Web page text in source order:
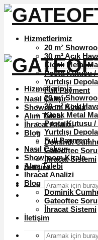
Hizmetlerimiz
20 m²
30 m² Açık
Kiosk Metal
Posta Kutusu /
Yurtdışı
Full Payment
Nasıl Çalışır
Showroom Kirala
Alım Talebi
İhracat Analizi
Blog
Dominik
Gateoftec
İhracat Sistemi
İletişim
Hizmetlerimiz
20 m²
30 m² Açık
Kiosk Metal
Posta Kutusu /
Yurtdışı
Full Payment
Nasıl Çalışır
Showroom Kirala
Alım Talebi
İhracat Analizi
Blog
Dominik
Gateoftec
İhracat Sistemi
İletişim